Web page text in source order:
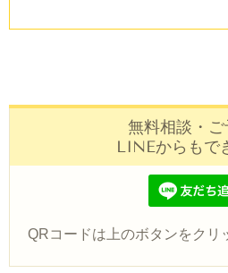
無料相談・
LINEからもで
QRコードは上のボタンをクリ